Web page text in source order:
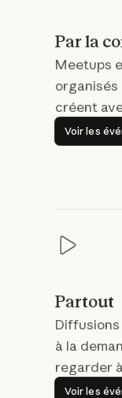
Par la
Meetups
créent
Voir les
Partout
à la
regarder
Voir les